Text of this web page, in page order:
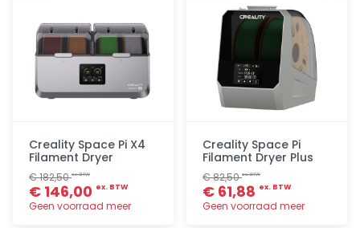
Creality Space Pi X4
Filament Dryer
€ 182,50ex. BTW
€ 146,00 ex. BTW
Geen voorraad meer
Creality Space Pi
Filament Dryer Plus
€ 82,50ex. BTW
€ 61,88 ex. BTW
Geen voorraad meer